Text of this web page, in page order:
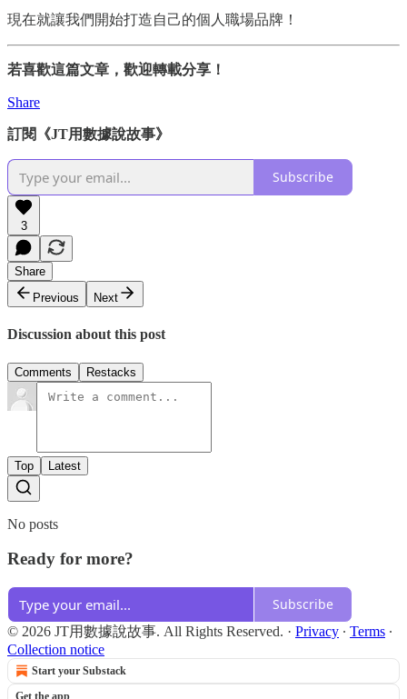
現在就讓我們開始打造自己的個人職場品牌！
若喜歡這篇文章，歡迎轉載分享！
Share
訂閱《JT用數據說故事》
Subscribe
3
Share
Previous
Next
Discussion about this post
Comments Restacks
Top Latest
No posts
Ready for more?
Subscribe
© 2026 JT用數據說故事. All Rights Reserved. · Privacy ∙ Terms ∙
Collection notice
Start your Substack
Get the app